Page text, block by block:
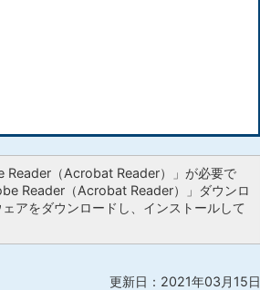
Reader（Acrobat Reader）」が必要で
Reader（Acrobat Reader）」ダウンロ
アをダウンロードし、インストールして
更新日：2021年03月15日